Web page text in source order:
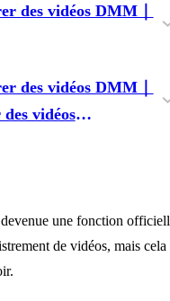
des vidéos DMM｜
des vidéos DMM｜
vidéos
une fonction
de vidéos, mais cela